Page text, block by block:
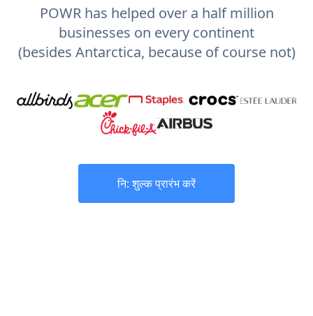
POWR has helped over a half million
businesses on every continent
(besides Antarctica, because of course not)
नि: शुल्क प्रारंभ करें